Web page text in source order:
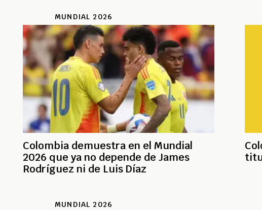
MUNDIAL 2026
Colombia demuestra en el Mundial
2026 que ya no depende de James
Rodríguez ni de Luis Díaz
MUNDIAL 2026